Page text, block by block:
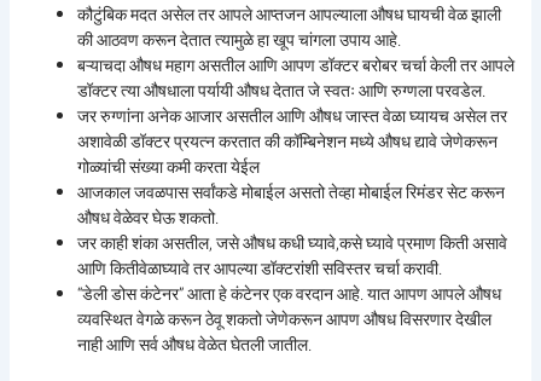
कौटुंबिक मदत असेल तर आपले आप्तजन आपल्याला औषध घायची वेळ झाली
की आठवण करून देतात त्यामुळे हा खूप चांगला उपाय आहे.
बऱ्याचदा औषध महाग असतील आणि आपण डॉक्टर बरोबर चर्चा केली तर आपले
डॉक्टर त्या औषधाला पर्यायी औषध देतात जे स्वतः आणि रुग्णला परवडेल.
जर रुग्णांना अनेक आजार असतील आणि औषध जास्त वेळा घ्यायच असेल तर
अशावेळी डॉक्टर प्रयत्न करतात की कॉम्बिनेशन मध्ये औषध द्यावे जेणेकरून
गोळ्यांची संख्या कमी करता येईल
आजकाल जवळपास सर्वांकडे मोबाईल असतो तेव्हा मोबाईल रिमंडर सेट करून
औषध वेळेवर घेऊ शकतो.
जर काही शंका असतील, जसे औषध कधी घ्यावे,कसे घ्यावे प्रमाण किती असावे
आणि कितीवेळाघ्यावे तर आपल्या डॉक्टरांशी सविस्तर चर्चा करावी.
“डेली डोस कंटेनर” आता हे कंटेनर एक वरदान आहे. यात आपण आपले औषध
व्यवस्थित वेगळे करून ठेवू शकतो जेणेकरून आपण औषध विसरणार देखील
नाही आणि सर्व औषध वेळेत घेतली जातील.